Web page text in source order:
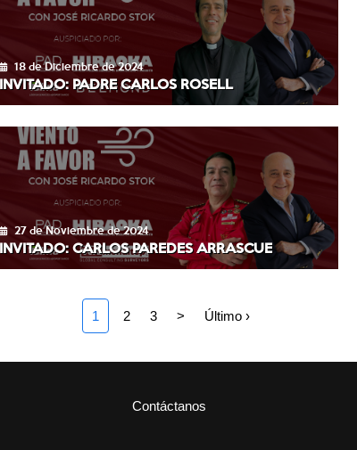
18 de Diciembre de 2024
INVITADO: PADRE CARLOS ROSELL
27 de Noviembre de 2024
INVITADO: CARLOS PAREDES ARRASCUE
1 2 3 > Último ›
Contáctanos